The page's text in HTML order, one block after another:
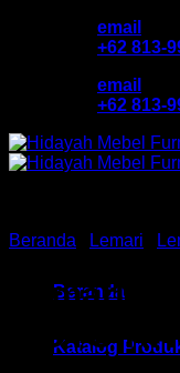
email
+62 813-
email
+62 813-
Beranda
Katalog
Beranda Lemari
Lemari
MOTO